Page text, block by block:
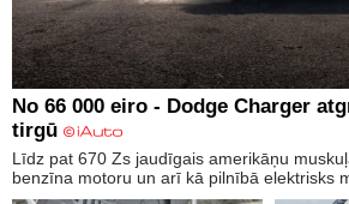
No 66 000 eiro - Dodge Charger
tirgū
Līdz pat 670 Zs jaudīgais amerikāņu
benzīna motoru un arī kā pilnībā elektrisks